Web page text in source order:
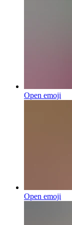
Open emoji
Open emoji